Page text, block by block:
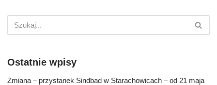
Ostatnie wpisy
Zmiana – przystanek Sindbad w Starachowicach – od 21 maja